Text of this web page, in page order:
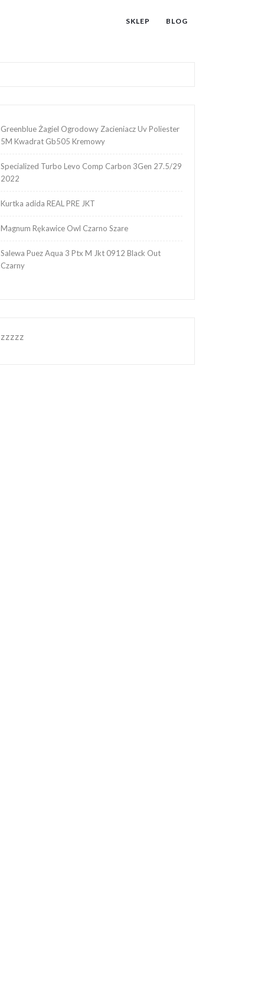
SKLEP BLOG
Greenblue Żagiel Ogrodowy Zacieniacz Uv Poliester
5M Kwadrat Gb505 Kremowy
Specialized Turbo Levo Comp Carbon 3Gen 27.5/29
2022
Kurtka adida REAL PRE JKT
Magnum Rękawice Owl Czarno Szare
Salewa Puez Aqua 3 Ptx M Jkt 0912 Black Out
Czarny
zzzzz